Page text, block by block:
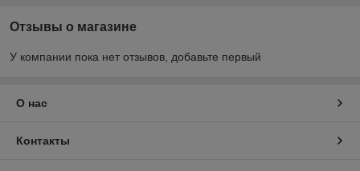
Отзывы о магазине
У компании пока нет отзывов, добавьте первый
О нас
Контакты